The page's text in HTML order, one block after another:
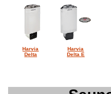
Harvia
Delta
Harvia
Delta E